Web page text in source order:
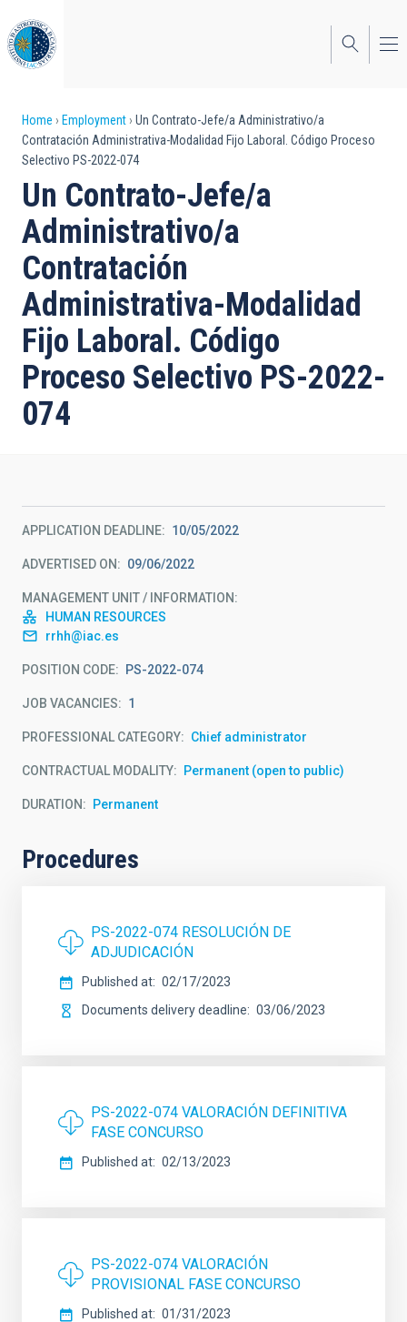
to
main
content
Breadcrumb
Home Employment
Un Contrato-Jefe/a Administrativo/a
Contratación Administrativa-Modalidad Fijo Laboral. Código Proceso
Selectivo PS-2022-074
Un Contrato-Jefe/a
Administrativo/a
Contratación
Administrativa-Modalidad
Fijo Laboral. Código
Proceso Selectivo PS-2022-
074
APPLICATION DEADLINE 10/05/2022
ADVERTISED ON 09/06/2022
MANAGEMENT UNIT / INFORMATION
HUMAN RESOURCES
rrhh@iac.es
POSITION CODE PS-2022-074
JOB VACANCIES 1
PROFESSIONAL CATEGORY Chief administrator
CONTRACTUAL MODALITY Permanent (open to public)
DURATION Permanent
Procedures
PS-2022-074 RESOLUCIÓN DE
ADJUDICACIÓN
Published at
02/17/2023
Documents delivery deadline
03/06/2023
PS-2022-074 VALORACIÓN DEFINITIVA
FASE CONCURSO
Published at 02/13/2023
PS-2022-074 VALORACIÓN
PROVISIONAL FASE CONCURSO
Published at
01/31/2023